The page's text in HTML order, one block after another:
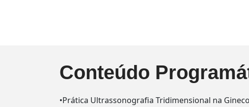
Conteúdo
•Prática Ultrassonografia Tridimensional na